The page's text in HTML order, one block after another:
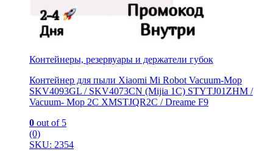
Контейнеры, резервуары и держатели губок
Контейнер для пыли Xiaomi Mi Robot Vacuum-Mop
SKV4093GL / SKV4073CN (Mijia 1C) STYTJ01ZHM /
Vacuum- Mop 2C XMSTJQR2C / Dreame F9
0 out of 5
(0)
SKU: 2354